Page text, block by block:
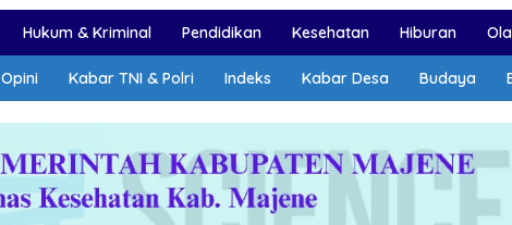
Hukum & Kriminal Pendidikan Kesehatan Hiburan
Opini Kabar TNI & Polri Indeks Kabar Desa Budaya